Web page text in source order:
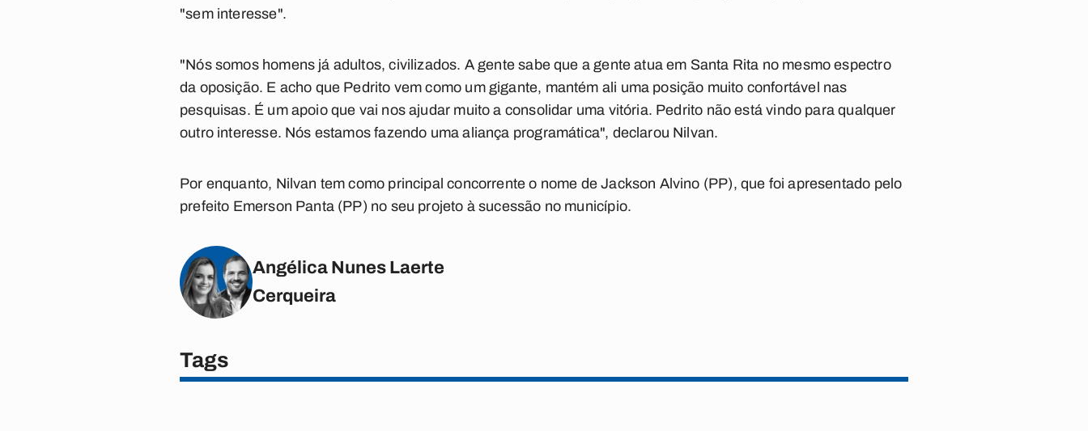
"sem interesse".
"Nós somos homens já adultos, civilizados. A gente sabe que a gente atua em Santa Rita no mesmo espectro
da oposição. E acho que Pedrito vem como um gigante, mantém ali uma posição muito confortável nas
pesquisas. É um apoio que vai nos ajudar muito a consolidar uma vitória. Pedrito não está vindo para qualquer
outro interesse. Nós estamos fazendo uma aliança programática", declarou Nilvan.
Por enquanto, Nilvan tem como principal concorrente o nome de Jackson Alvino (PP), que foi apresentado pelo
prefeito Emerson Panta (PP) no seu projeto à sucessão no município.
Angélica Nunes Laerte
Cerqueira
Tags